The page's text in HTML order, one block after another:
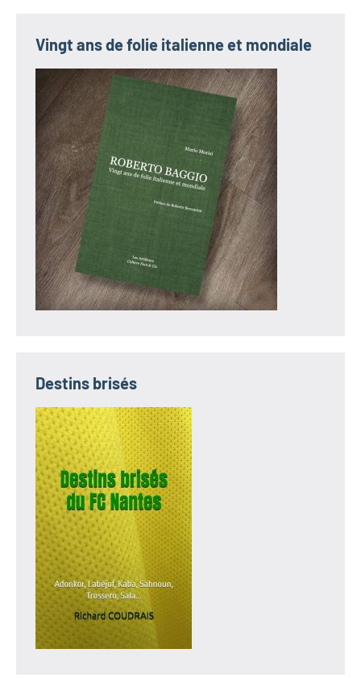
Vingt ans de folie italienne et mondiale
Destins brisés